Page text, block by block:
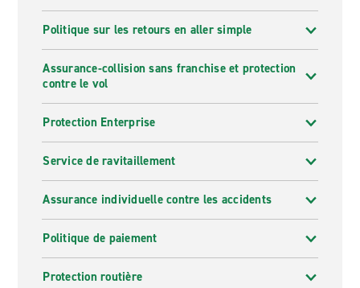
Politique sur les retours en aller simple
Assurance-collision sans franchise et protection
contre le vol
Protection Enterprise
Service de ravitaillement
Assurance individuelle contre les accidents
Politique de paiement
Protection routière